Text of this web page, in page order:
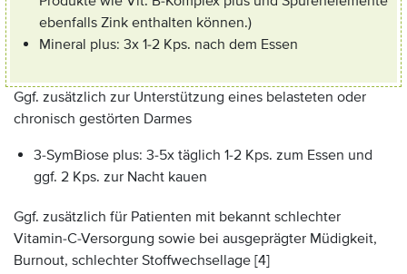
ebenfalls Zink enthalten können.)
Mineral plus: 3x 1-2 Kps. nach dem Essen
Ggf. zusätzlich zur Unterstützung eines belasteten oder
chronisch gestörten Darmes
3-SymBiose plus: 3-5x täglich 1-2 Kps. zum Essen und
ggf. 2 Kps. zur Nacht kauen
Ggf. zusätzlich für Patienten mit bekannt schlechter
Vitamin-C-Versorgung sowie bei ausgeprägter Müdigkeit,
Burnout, schlechter Stoffwechsellage [4]